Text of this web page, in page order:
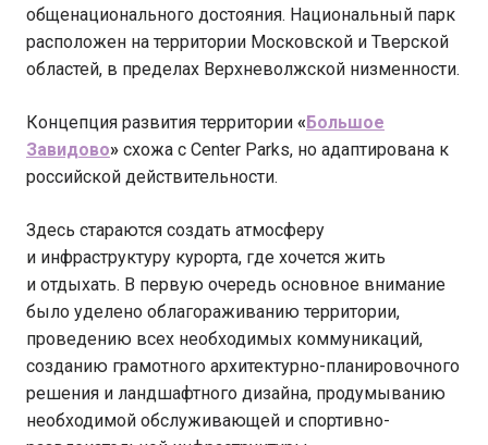
общенационального достояния. Национальный парк
расположен на территории Московской и Тверской
областей, в пределах Верхневолжской низменности.
Концепция развития территории «Большое
Завидово» схожа с Center Parks, но адаптирована к
российской действительности.
Здесь стараются создать атмосферу
и инфраструктуру курорта, где хочется жить
и отдыхать. В первую очередь основное внимание
было уделено облагораживанию территории,
проведению всех необходимых коммуникаций,
созданию грамотного архитектурно-планировочного
решения и ландшафтного дизайна, продумыванию
необходимой обслуживающей и спортивно-